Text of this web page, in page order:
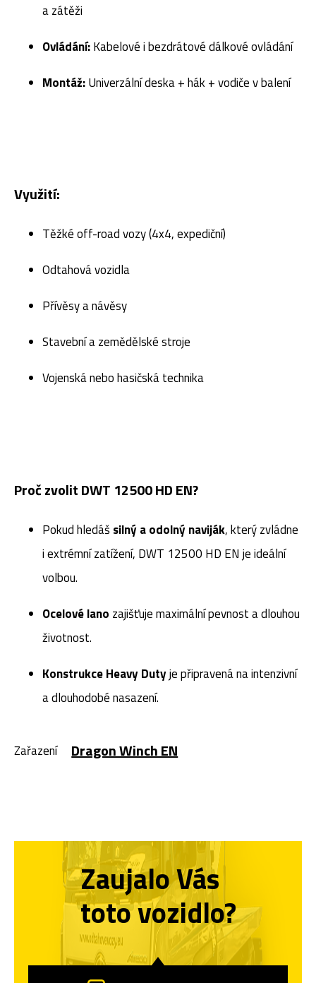
a zátěži
Ovládání:Kabelové i bezdrátové dálkové ovládání
Montáž:Univerzální deska + hák + vodiče v balení
Využití:
Těžké off-road vozy (4x4, expediční)
Odtahová vozidla
Přívěsy a návěsy
Stavební a zemědělské stroje
Vojenská nebo hasičská technika
Proč zvolitDWT 12500 HD EN?
Pokud hledášsilný a odolný naviják, který zvládne
i extrémní zatížení, DWT 12500 HD EN je ideální
volbou.
Ocelové lano zajišťuje maximální pevnost a dlouhou
životnost.
Konstrukce Heavy Dutyje připravená na intenzivní
a dlouhodobé nasazení.
Zařazení Dragon Winch EN
Zaujalo Vás
toto vozidlo?